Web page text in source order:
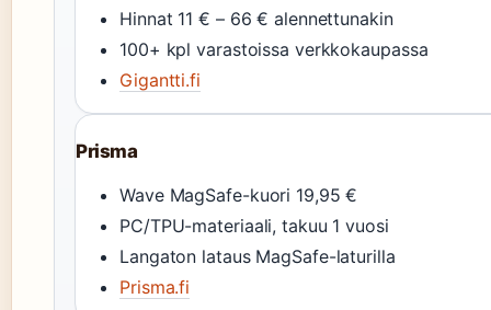
Hinnat 11 € – 66 € alennettunakin
100+ kpl varastoissa verkkokaupassa
Gigantti.fi
Prisma
Wave MagSafe-kuori 19,95 €
PC/TPU-materiaali, takuu 1 vuosi
Langaton lataus MagSafe-laturilla
Prisma.fi